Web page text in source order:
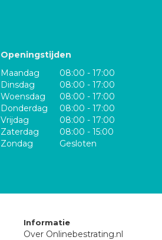
Openingstijden
Maandag
08:00 - 17:00
Dinsdag
08:00 - 17:00
Woensdag
08:00 - 17:00
Donderdag
08:00 - 17:00
Vrijdag
08:00 - 17:00
Zaterdag
08:00 - 15:00
Zondag
Gesloten
Informatie
Over Onlinebestrating.nl